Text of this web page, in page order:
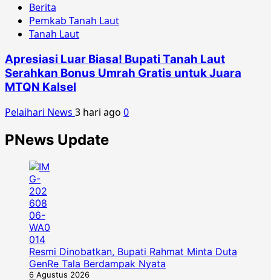
Berita
Pemkab Tanah Laut
Tanah Laut
Apresiasi Luar Biasa! Bupati Tanah Laut
Serahkan Bonus Umrah Gratis untuk Juara
MTQN Kalsel
Pelaihari News 3 hari ago 0
PNews Update
Resmi Dinobatkan, Bupati Rahmat Minta Duta
GenRe Tala Berdampak Nyata
6 Agustus 2026